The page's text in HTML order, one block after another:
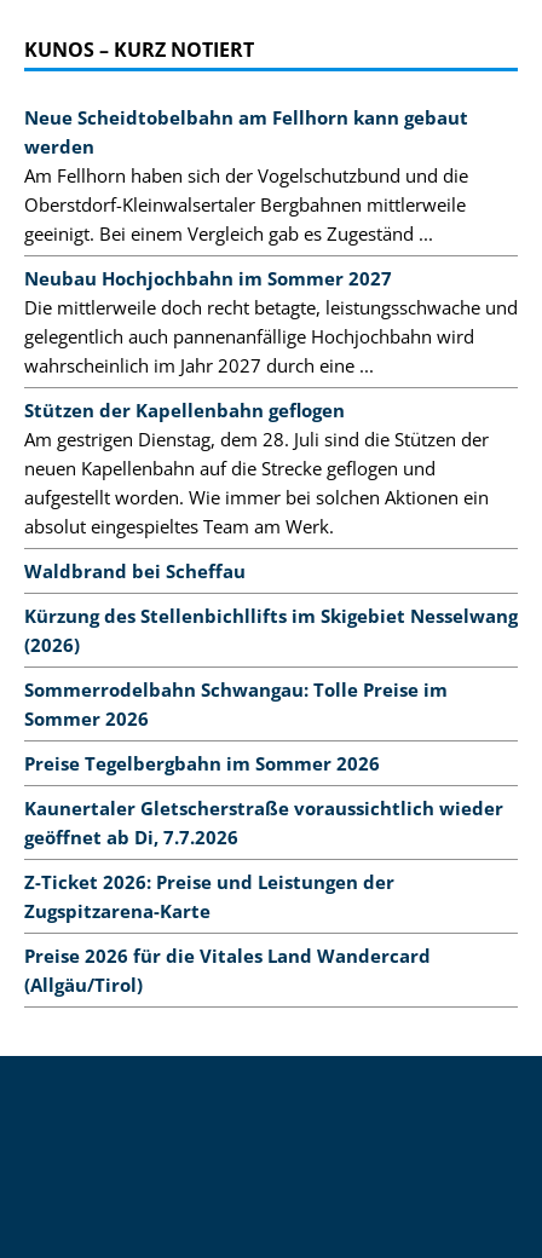
KUNOS – KURZ NOTIERT
Neue Scheidtobelbahn am Fellhorn kann gebaut
werden
Am Fellhorn haben sich der Vogelschutzbund und die
Oberstdorf-Kleinwalsertaler Bergbahnen mittlerweile
geeinigt. Bei einem Vergleich gab es Zugeständ ...
Neubau Hochjochbahn im Sommer 2027
Die mittlerweile doch recht betagte, leistungsschwache und
gelegentlich auch pannenanfällige Hochjochbahn wird
wahrscheinlich im Jahr 2027 durch eine ...
Stützen der Kapellenbahn geflogen
Am gestrigen Dienstag, dem 28. Juli sind die Stützen der
neuen Kapellenbahn auf die Strecke geflogen und
aufgestellt worden. Wie immer bei solchen Aktionen ein
absolut eingespieltes Team am Werk.
Waldbrand bei Scheffau
Kürzung des Stellenbichllifts im Skigebiet Nesselwang
(2026)
Sommerrodelbahn Schwangau: Tolle Preise im
Sommer 2026
Preise Tegelbergbahn im Sommer 2026
Kaunertaler Gletscherstraße voraussichtlich wieder
geöffnet ab Di, 7.7.2026
Z-Ticket 2026: Preise und Leistungen der
Zugspitzarena-Karte
Preise 2026 für die Vitales Land Wandercard
(Allgäu/Tirol)